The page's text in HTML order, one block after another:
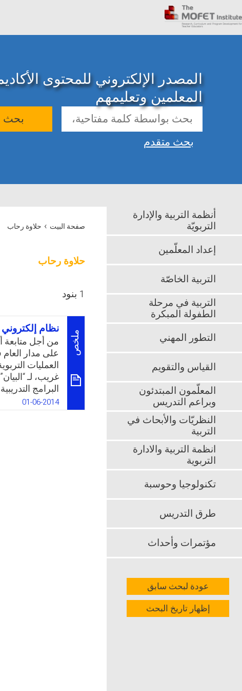
المصدر الإلكتروني للمحتوى
المعلمين وتعليمهم
بحث
بحث متقدم
صفحة البيت › حلاوة رحاب
حلاوة رحاب
1 بنود
ملخص
نظام
من أجل متابعة
على مدار
العمليات
غريب، لـ
البرامج
تدريبية على
التدريب من
01-06-2014
أنظمة التربية والإدارة
التربويّة
إعداد المعلّمين
التربية الخاصّة
التربية في مرحلة
الطفولة المبكرة
التطور المهني
القياس والتقويم
المعلّمون المبتدئون
وبراعم التدريس
النظريّات والأبحاث في
التربية
انظمة التربية والادارة
التربوية
تكنولوجيا وحوسبة
طرق التدريس
مؤتمرات وأحداث
عودة لبحث سابق
إظهار تاريخ البحث